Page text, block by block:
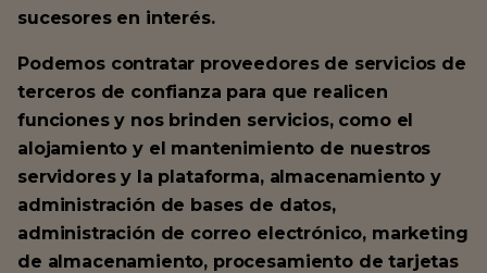
sucesores en interés.
Podemos contratar proveedores de servicios de
terceros de confianza para que realicen
funciones y nos brinden servicios, como el
alojamiento y el mantenimiento de nuestros
servidores y la plataforma, almacenamiento y
administración de bases de datos,
administración de correo electrónico, marketing
de almacenamiento, procesamiento de tarjetas